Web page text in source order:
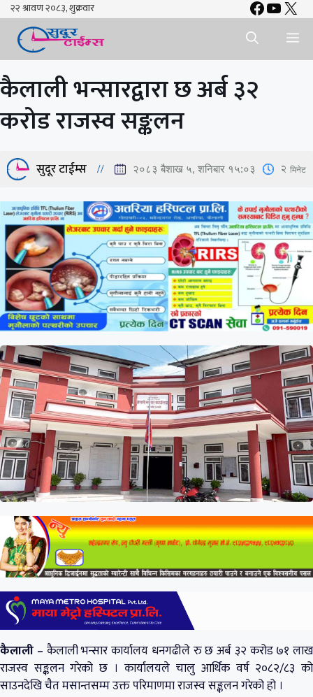
Skip
content
X
कैलाली भन्सारद्वारा छ अर्ब ३२
करोड राजस्व सङ्कलन
सुदूर टाईम्स २०८३ बैशाख ५, शनिबार १५:०३ 2 मिनेट
कैलाली – कैलाली भन्सार कार्यालय धनगढीले रु छ अर्ब ३२ करोड ७१ लाख
राजस्व सङ्कलन गरेको छ । कार्यालयले चालु आर्थिक वर्ष २०८२/८३ को
साउनदेखि चैत मसान्तसम्म उक्त परिमाणमा राजस्व सङ्कलन गरेको हो ।